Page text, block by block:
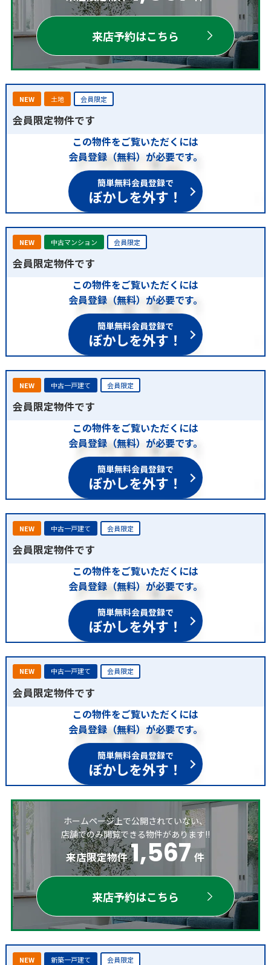
来店予約はこちら
NEW 土地 会員限定
会員限定物件です
この物件をご覧いただくには
会員登録（無料）が必要です。
簡単無料会員登録で
ぼかしを外す！
NEW 中古マンション 会員限定
会員限定物件です
この物件をご覧いただくには
会員登録（無料）が必要です。
簡単無料会員登録で
ぼかしを外す！
NEW 中古一戸建て 会員限定
会員限定物件です
この物件をご覧いただくには
会員登録（無料）が必要です。
簡単無料会員登録で
ぼかしを外す！
NEW 中古一戸建て 会員限定
会員限定物件です
この物件をご覧いただくには
会員登録（無料）が必要です。
簡単無料会員登録で
ぼかしを外す！
NEW 中古一戸建て 会員限定
会員限定物件です
この物件をご覧いただくには
会員登録（無料）が必要です。
簡単無料会員登録で
ぼかしを外す！
ホームページ上で公開されていない、
店舗でのみ閲覧できる物件があります!!
来店限定物件 1,567 件
来店予約はこちら
NEW 新築一戸建て 会員限定